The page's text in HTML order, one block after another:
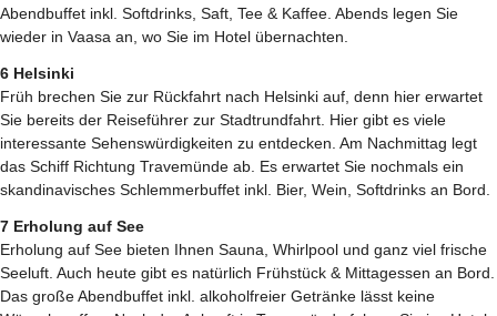
Abendbuffet inkl. Softdrinks, Saft, Tee & Kaffee. Abends legen Sie
wieder in Vaasa an, wo Sie im Hotel übernachten.
6 Helsinki
Früh brechen Sie zur Rückfahrt nach Helsinki auf, denn hier erwartet
Sie bereits der Reiseführer zur Stadtrundfahrt. Hier gibt es viele
interessante Sehenswürdigkeiten zu entdecken. Am Nachmittag legt
das Schiff Richtung Travemünde ab. Es erwartet Sie nochmals ein
skandinavisches Schlemmerbuffet inkl. Bier, Wein, Softdrinks an Bord.
7 Erholung auf See
Erholung auf See bieten Ihnen Sauna, Whirlpool und ganz viel frische
Seeluft. Auch heute gibt es natürlich Frühstück & Mittagessen an Bord.
Das große Abendbuffet inkl. alkoholfreier Getränke lässt keine